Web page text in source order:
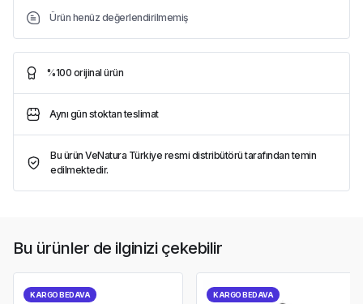
Ürün henüz değerlendirilmemiş
%100 orijinal ürün
Aynı gün stoktan teslimat
Bu ürün VeNatura Türkiye resmi distribütörü tarafından temin
edilmektedir.
Bu ürünler de ilginizi çekebilir
KARGO BEDAVA KARGO BEDAVA